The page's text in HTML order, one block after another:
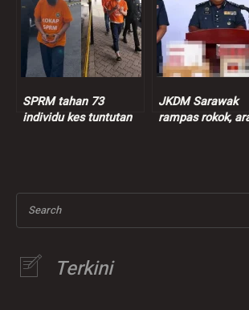
SPRM tahan 73
individu kes tuntutan
JKDM Sarawak
rampas rokok,
Search
Terkini